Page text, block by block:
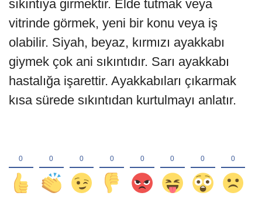
sıkıntıya girmektir. Elde tutmak veya
vitrinde görmek, yeni bir konu veya iş
olabilir. Siyah, beyaz, kırmızı ayakkabı
giymek çok ani sıkıntıdır. Sarı ayakkabı
hastalığa işarettir. Ayakkabıları çıkarmak
kısa sürede sıkıntıdan kurtulmayı anlatır.